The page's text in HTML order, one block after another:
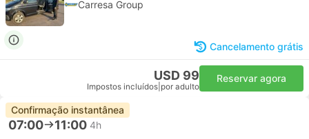
Carresa Group
Cancelamento grátis
USD 99
Impostos incluídos por adulto
Reservar agora
Confirmação instantânea
07:00 11:00 4h